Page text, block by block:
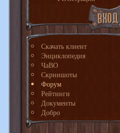
Скачать клиент
Энциклопедия
ЧаВО
Скриншоты
Форум
Рейтинги
Документы
Добро